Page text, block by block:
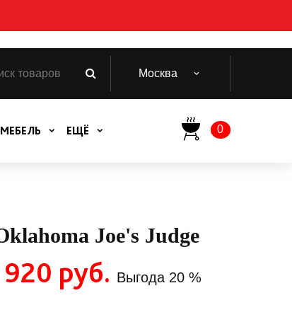
Москва
0
МЕБЕЛЬ ЕЩЁ
Joe's Judge
руб. Выгода 20 %